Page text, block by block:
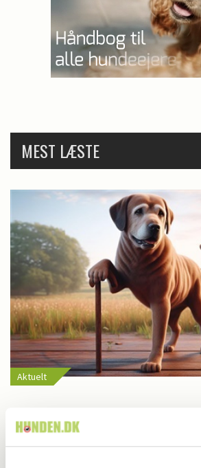
MEST LÆSTE
Aktuelt
Farvel til verdens ældste hund